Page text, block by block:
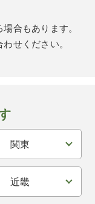
合もあります。
せください。
関東
近畿